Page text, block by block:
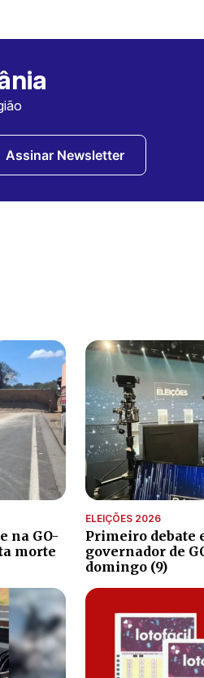
Assinar Newsletter
na GO-
morte
ELEIÇÕES 2026
Primeiro debate
governador de
domingo (9)